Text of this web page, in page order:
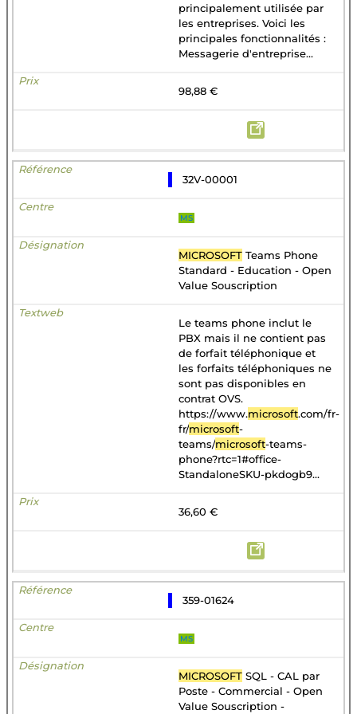
principalement utilisée par
les entreprises. Voici les
principales fonctionnalités :
Messagerie d'entreprise...
98,88 €
32V-00001
MS
MICROSOFT Teams Phone
Standard - Education - Open
Value Souscription
Le teams phone inclut le
PBX mais il ne contient pas
de forfait téléphonique et
les forfaits téléphoniques ne
sont pas disponibles en
contrat OVS.
https://www.microsoft.com/fr-
fr/microsoft-
teams/microsoft-teams-
phone?rtc=1#office-
StandaloneSKU-pkdogb9...
36,60 €
359-01624
MS
MICROSOFT SQL - CAL par
Poste - Commercial - Open
Value Souscription -